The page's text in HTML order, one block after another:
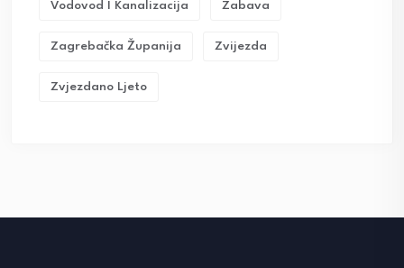
Vodovod I Kanalizacija Zabava
Zagrebačka Županija Zvijezda
Zvjezdano Ljeto